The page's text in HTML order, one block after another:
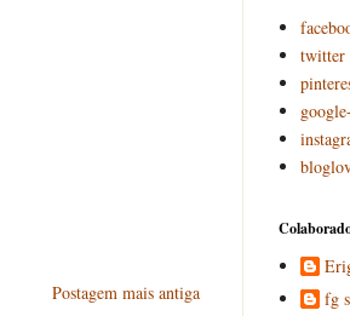
Postagem mais antiga
twitter
fg